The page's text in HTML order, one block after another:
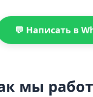
💬 Написать в
мы